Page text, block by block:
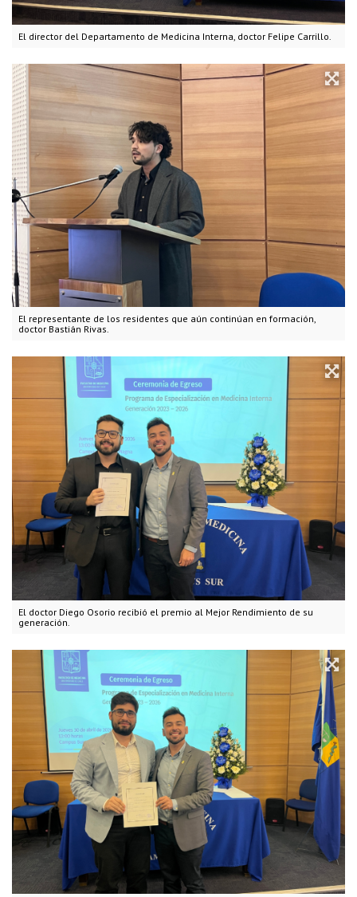
El director del Departamento de Medicina Interna, doctor Felipe Carrillo.
El representante de los residentes que aún continúan en formación,
doctor Bastián Rivas.
El doctor Diego Osorio recibió el premio al Mejor Rendimiento de su
generación.